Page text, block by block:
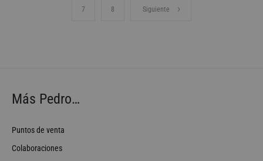
7 8 Siguiente
Más Pedro…
Puntos de venta
Colaboraciones